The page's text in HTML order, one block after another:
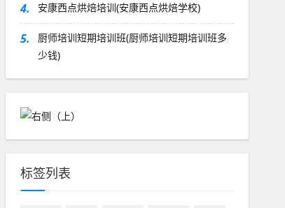
4. 安康西点烘焙培训(安康西点烘焙学校)
5.
厨师培训短期培训班(厨师培训短期培训班多
少钱)
标签列表